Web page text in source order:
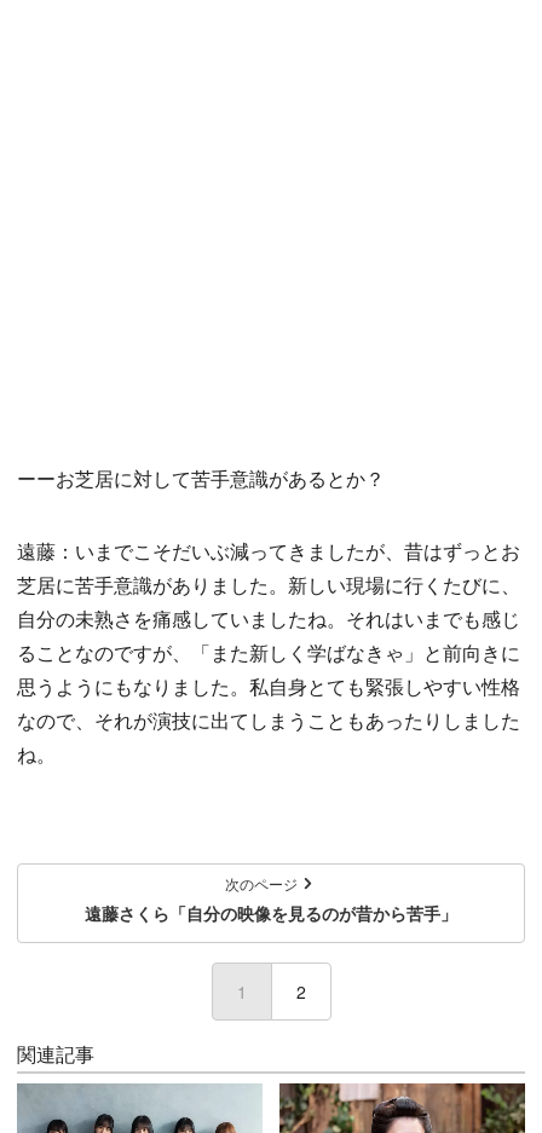
ーーお芝居に対して苦手意識があるとか？
遠藤：いまでこそだいぶ減ってきましたが、昔はずっとお
芝居に苦手意識がありました。新しい現場に行くたびに、
自分の未熟さを痛感していましたね。それはいまでも感じ
ることなのですが、「また新しく学ばなきゃ」と前向きに
思うようにもなりました。私自身とても緊張しやすい性格
なので、それが演技に出てしまうこともあったりしました
ね。
次のページ
遠藤さくら「自分の映像を見るのが昔から苦手」
1 (current)
2
関連記事